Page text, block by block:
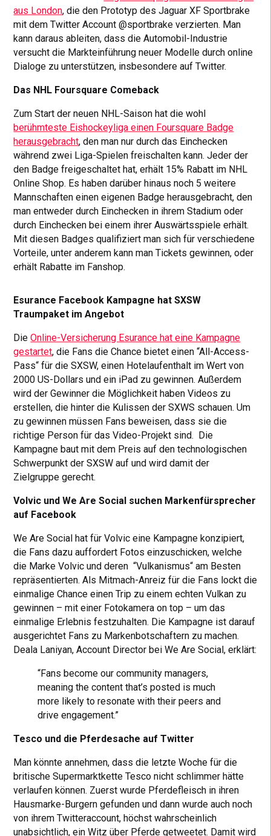
aus London, die den Prototyp des Jaguar XF Sportbrake
mit dem Twitter Account @sportbrake verzierten. Man
kann daraus ableiten, dass die Automobil-Industrie
versucht die Markteinführung neuer Modelle durch online
Dialoge zu unterstützen, insbesondere auf Twitter.
Das NHL Foursquare Comeback
Zum Start der neuen NHL-Saison hat die wohl
berühmteste Eishockeyliga einen Foursquare Badge
herausgebracht, den man nur durch das Einchecken
während zwei Liga-Spielen freischalten kann. Jeder der
den Badge freigeschaltet hat, erhält 15% Rabatt im NHL
Online Shop. Es haben darüber hinaus noch 5 weitere
Mannschaften einen eigenen Badge herausgebracht, den
man entweder durch Einchecken in ihrem Stadium oder
durch Einchecken bei einem ihrer Auswärtsspiele erhält.
Mit diesen Badges qualifiziert man sich für verschiedene
Vorteile, unter anderem kann man Tickets gewinnen, oder
erhält Rabatte im Fanshop.
Esurance Facebook Kampagne hat SXSW
Traumpaket im Angebot
DieOnline-Versicherung Esurance hat eine Kampagne
gestartet, die Fans die Chance bietet einen “All-Access-
Pass“ für die SXSW, einen Hotelaufenthalt im Wert von
2000 US-Dollars und ein iPad zu gewinnen. Außerdem
wird der Gewinner die Möglichkeit haben Videos zu
erstellen, die hinter die Kulissen der SXWS schauen. Um
zu gewinnen müssen Fans beweisen, dass sie die
richtige Person für das Video-Projekt sind. Die
Kampagne baut mit dem Preis auf den technologischen
Schwerpunkt der SXSW auf und wird damit der
Zielgruppe gerecht.
Volvic und We Are Social suchen Markenfürsprecher
auf Facebook
We Are Social hat für Volvic eine Kampagne konzipiert,
die Fans dazu auffordert Fotos einzuschicken, welche
die Marke Volvic und deren “Vulkanismus“ am Besten
repräsentierten. Als Mitmach-Anreiz für die Fans lockt die
einmalige Chance einen Trip zu einem echten Vulkan zu
gewinnen – mit einer Fotokamera on top – um das
einmalige Erlebnis festzuhalten. Die Kampagne ist darauf
ausgerichtet Fans zu Markenbotschaftern zu machen.
Deala Laniyan, Account Director bei We Are Social, erklärt:
“Fans become our community managers,
meaning the content that’s posted is much
more likely to resonate with their peers and
drive engagement.”
Tesco und die Pferdesache auf Twitter
Man könnte annehmen, dass die letzte Woche für die
britische Supermarktkette Tesco nicht schlimmer hätte
verlaufen können. Zuerst wurde Pferdefleisch in ihren
Hausmarke-Burgern gefunden und dann wurde auch noch
von ihrem Twitteraccount, höchst wahrscheinlich
unabsichtlich, ein Witz über Pferde getweetet. Damit wird